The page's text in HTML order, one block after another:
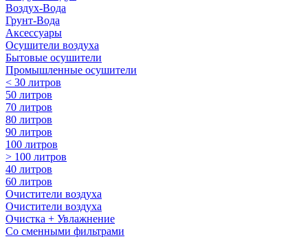
Воздух-Вода
Грунт-Вода
Аксессуары
Осушители воздуха
Бытовые осушители
Промышленные осушители
< 30 литров
50 литров
70 литров
80 литров
90 литров
100 литров
> 100 литров
40 литров
60 литров
Очистители воздуха
Очистители воздуха
Очистка + Увлажнение
Cо сменными фильтрами